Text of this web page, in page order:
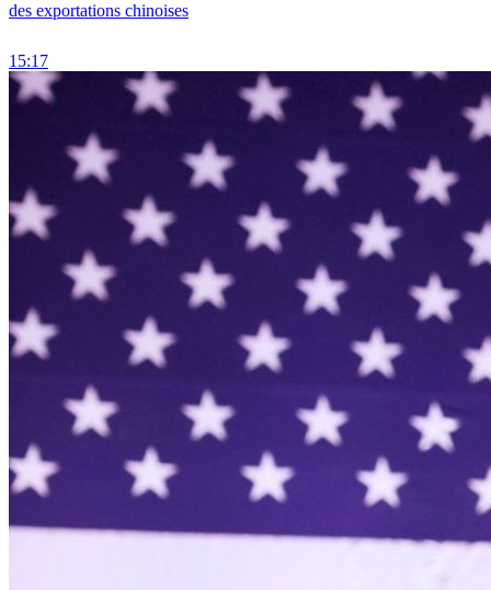
des exportations chinoises
15:17